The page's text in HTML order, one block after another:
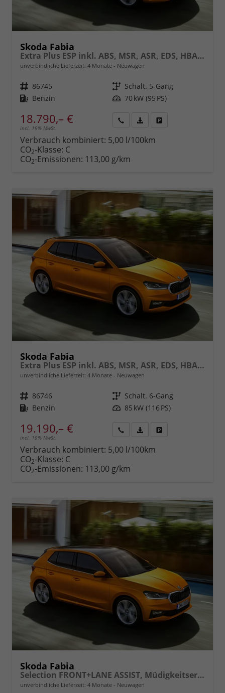
Skoda Fabia
Extra Plus ESP inkl. ABS, MSR, ASR, EDS, HBA, XDS, Bluetooth, Tempomat, Front Assist, Voll-LED-Rückleuchten, Einparkkamera hinten, Berganfahr-Assistent, elektr. Fensterheber uvm.
unverbindliche Lieferzeit: 4 Monate Neuwagen
Fahrzeugnr. 86745 Getriebe Schalt. 5-Gang
Kraftstoff Benzin Leistung 70 kW (95 PS)
18.790,– €
incl. 19% MwSt.
anfordern
Datei,
Verbrauch kombiniert: 5,00 l/100km
CO2-Klasse: C
CO2-Emissionen: 113,00 g/km
Skoda Fabia
Extra Plus ESP inkl. ABS, MSR, ASR, EDS, HBA, XDS, Bluetooth, Tempomat, Front Assist, Voll-LED-Rückleuchten, Einparkkamera hinten, Berganfahr-Assistent, elektr. Fensterheber uvm.
unverbindliche Lieferzeit: 4 Monate Neuwagen
Fahrzeugnr. 86746 Getriebe Schalt. 6-Gang
Kraftstoff Benzin Leistung 85 kW (116 PS)
19.190,– €
incl. 19% MwSt.
anfordern
Datei,
Verbrauch kombiniert: 5,00 l/100km
CO2-Klasse: C
CO2-Emissionen: 113,00 g/km
Skoda Fabia
Selection FRONT+LANE ASSIST, Müdigkeitserkennung, Klima, Lichtsensor, Tempomat m. Speedlimiter, Berganfahrassistent, Bluetooth, eCall, Care Connect, uvm.
unverbindliche Lieferzeit: 4 Monate Neuwagen